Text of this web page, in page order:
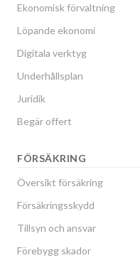
Ekonomisk förvaltning
Löpande ekonomi
Digitala verktyg
Underhållsplan
Juridik
Begär offert
FÖRSÄKRING
Översikt försäkring
Försäkringsskydd
Tillsyn och ansvar
Förebygg skador